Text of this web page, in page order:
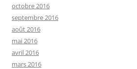
octobre 2016
septembre 2016
août 2016
mai 2016
avril 2016
mars 2016